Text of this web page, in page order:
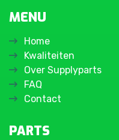
MENU
Home
Kwaliteiten
Over Supplyparts
FAQ
Contact
PARTS